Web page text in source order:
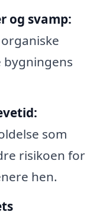
og svamp:
bygningens
som
risikoen for
hen.